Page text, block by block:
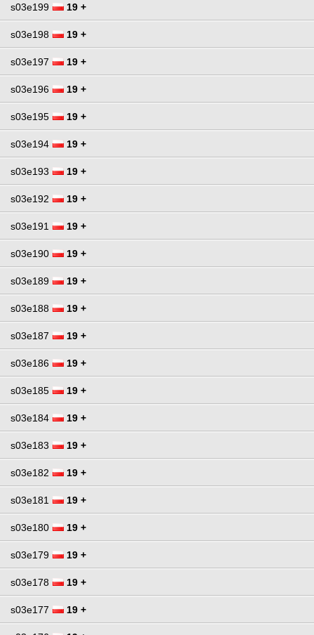
s03e199 19 +
s03e198 19 +
s03e197 19 +
s03e196 19 +
s03e195 19 +
s03e194 19 +
s03e193 19 +
s03e192 19 +
s03e191 19 +
s03e190 19 +
s03e189 19 +
s03e188 19 +
s03e187 19 +
s03e186 19 +
s03e185 19 +
s03e184 19 +
s03e183 19 +
s03e182 19 +
s03e181 19 +
s03e180 19 +
s03e179 19 +
s03e178 19 +
s03e177 19 +